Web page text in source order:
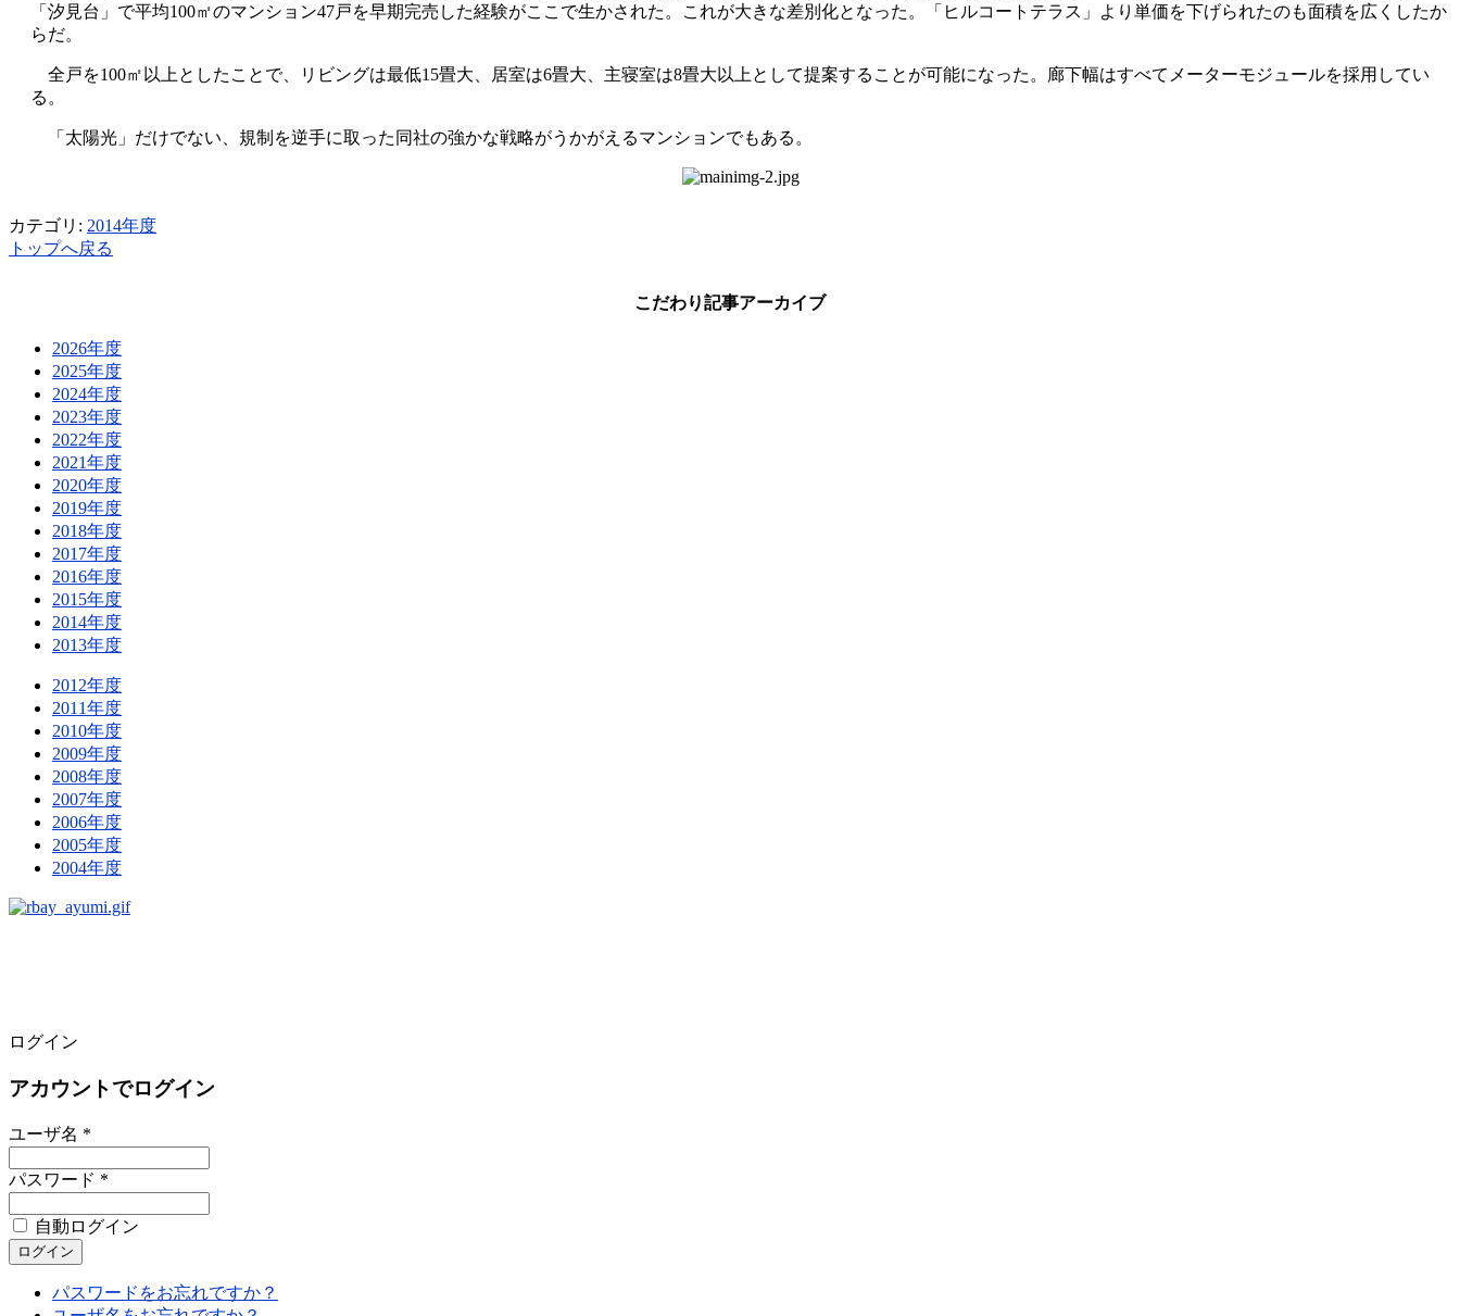
「汐見台」で平均100㎡のマンション47戸を早期完売した経験がここで生かされた。これが大きな差別化となった。「ヒルコートテラス」より単価を下げられたのも面積を広くしたか
らだ。
全戸を100㎡以上としたことで、リビングは最低15畳大、居室は6畳大、主寝室は8畳大以上として提案することが可能になった。廊下幅はすべてメーターモジュールを採用してい
る。
「太陽光」だけでない、規制を逆手に取った同社の強かな戦略がうかがえるマンションでもある。
カテゴリ: 2014年度
トップへ戻る
こだわり記事アーカイブ
2026年度
2025年度
2024年度
2023年度
2022年度
2021年度
2020年度
2019年度
2018年度
2017年度
2016年度
2015年度
2014年度
2013年度
2012年度
2011年度
2010年度
2009年度
2008年度
2007年度
2006年度
2005年度
2004年度
ログイン
アカウントでログイン
ユーザ名 *
パスワード *
自動ログイン
パスワードをお忘れですか？